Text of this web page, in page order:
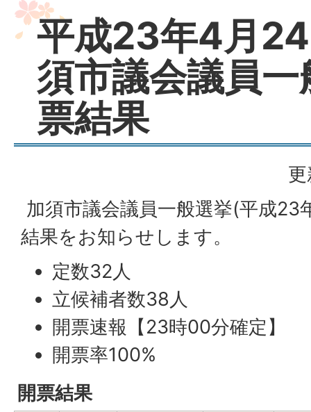
平成23年4月
須市議会議員
票結果
加須市議会議員一般選挙(平成23
結果をお知らせします。
定数32人
立候補者数38人
開票速報【23時00分確定】
開票率100%
開票結果